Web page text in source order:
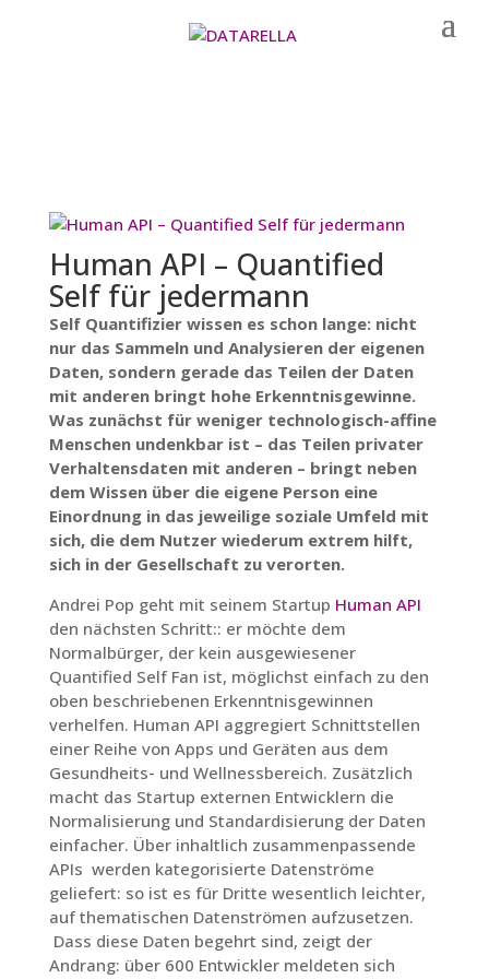
Human API – Quantified
Self für jedermann
Self Quantifizier wissen es schon lange: nicht
nur das Sammeln und Analysieren der eigenen
Daten, sondern gerade das Teilen der Daten
mit anderen bringt hohe Erkenntnisgewinne.
Was zunächst für weniger technologisch-affine
Menschen undenkbar ist – das Teilen privater
Verhaltensdaten mit anderen – bringt neben
dem Wissen über die eigene Person eine
Einordnung in das jeweilige soziale Umfeld mit
sich, die dem Nutzer wiederum extrem hilft,
sich in der Gesellschaft zu verorten.
Andrei Pop geht mit seinem Startup Human API
den nächsten Schritt:: er möchte dem
Normalbürger, der kein ausgewiesener
Quantified Self Fan ist, möglichst einfach zu den
oben beschriebenen Erkenntnisgewinnen
verhelfen. Human API aggregiert Schnittstellen
einer Reihe von Apps und Geräten aus dem
Gesundheits- und Wellnessbereich. Zusätzlich
macht das Startup externen Entwicklern die
Normalisierung und Standardisierung der Daten
einfacher. Über inhaltlich zusammenpassende
APIs werden kategorisierte Datenströme
geliefert: so ist es für Dritte wesentlich leichter,
auf thematischen Datenströmen aufzusetzen.
Dass diese Daten begehrt sind, zeigt der
Andrang: über 600 Entwickler meldeten sich